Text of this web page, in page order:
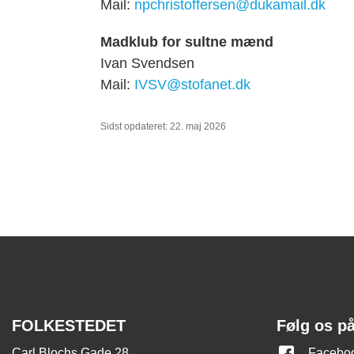
Mail: npchristoffersen@dukamail.dk
Madklub for sultne mænd
Ivan Svendsen
Mail: IVSV@stofanet.dk
Sidst opdateret: 22. maj 2026
FOLKESTEDET Følg os